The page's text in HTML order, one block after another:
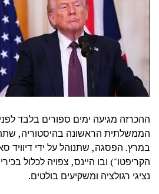
ההכרזה מגיעה ימים ספורים בלבד
במרץ. הפסגה, שתנוהל על ידי דיוויד
הקריפטו") ובו היינס, צפויה לכלול
נציגי רגולציה ומשקיעים בולטים.